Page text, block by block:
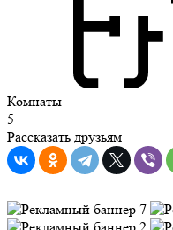
Комнаты
5
Рассказать друзьям